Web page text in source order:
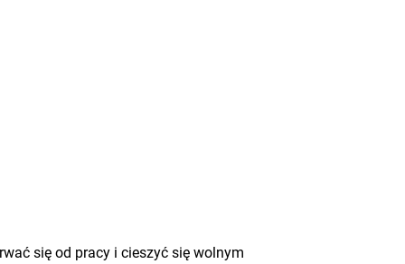
się od pracy i cieszyć się wolnym